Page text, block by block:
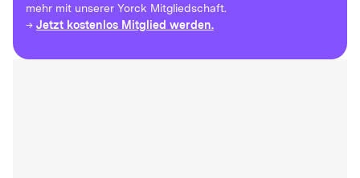
mehr mit unserer Yorck Mitgliedschaft.
→ Jetzt kostenlos Mitglied werden.